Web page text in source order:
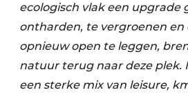
ecologisch vlak een upgrade
ontharden, te vergroenen en
opnieuw open te leggen,
natuur terug naar deze plek.
een sterke mix van leisure,